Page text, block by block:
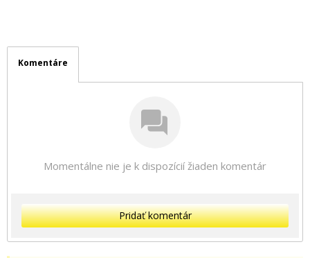
Komentáre
Momentálne nie je k dispozícií žiaden komentár
Pridať komentár